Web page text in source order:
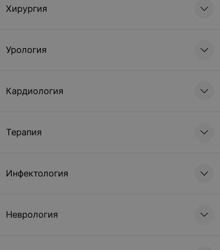
Хирургия
Урология
Кардиология
Терапия
Инфектология
Неврология